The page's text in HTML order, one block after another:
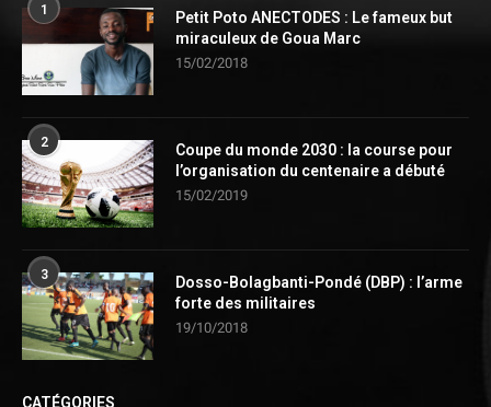
1
Petit Poto ANECTODES : Le fameux but
miraculeux de Goua Marc
15/02/2018
2
Coupe du monde 2030 : la course pour
l’organisation du centenaire a débuté
15/02/2019
3
Dosso-Bolagbanti-Pondé (DBP) : l’arme
forte des militaires
19/10/2018
CATÉGORIES